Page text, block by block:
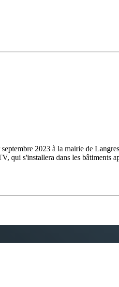
2023 à la mairie de
qui s'installera dans les bâtiments